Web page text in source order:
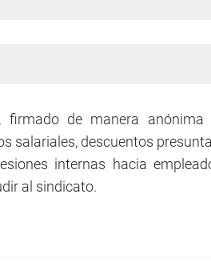
firmado de manera anónima
salariales, descuentos
internas hacia
al sindicato.